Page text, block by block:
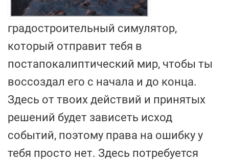
градостроительный симулятор,
который отправит тебя в
постапокалиптический мир, чтобы ты
воссоздал его с начала и до конца.
Здесь от твоих действий и принятых
решений будет зависеть исход
событий, поэтому права на ошибку у
тебя просто нет. Здесь потребуется